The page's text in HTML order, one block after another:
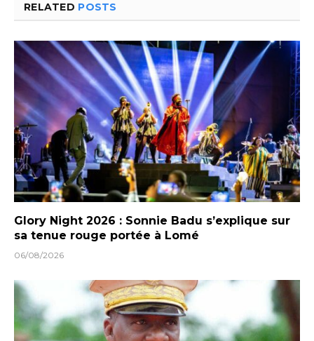
RELATED POSTS
Glory Night 2026 : Sonnie Badu s’explique sur
sa tenue rouge portée à Lomé
06/08/2026